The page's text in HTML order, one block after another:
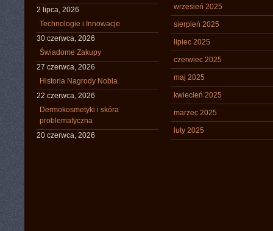
2 lipca, 2026
Technologie i Innowacje
30 czerwca, 2026
Świadome Zakupy
27 czerwca, 2026
Historia Nagrody Nobla
22 czerwca, 2026
Dermokosmetyki i skóra
problematyczna
20 czerwca, 2026
wrzesień 2025
sierpień 2025
lipiec 2025
czerwiec 2025
maj 2025
kwiecień 2025
marzec 2025
luty 2025